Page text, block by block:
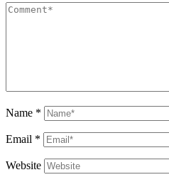
Name *
Email *
Website